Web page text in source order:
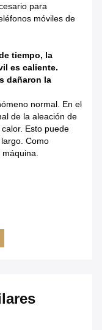
para
móviles de
tiempo, la
es caliente.
dañaron la
normal. En el
de la aleación de
Esto puede
Como